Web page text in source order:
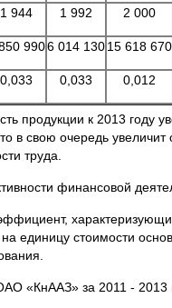
1 944 1 992 2 000
9906 014 13015 618 670
0,033 0,033 0,012
продукции к 2013 году
в свою очередь
труда.
финансовой
на единицу стоимости
«КнААЗ» за 2011 - 2013